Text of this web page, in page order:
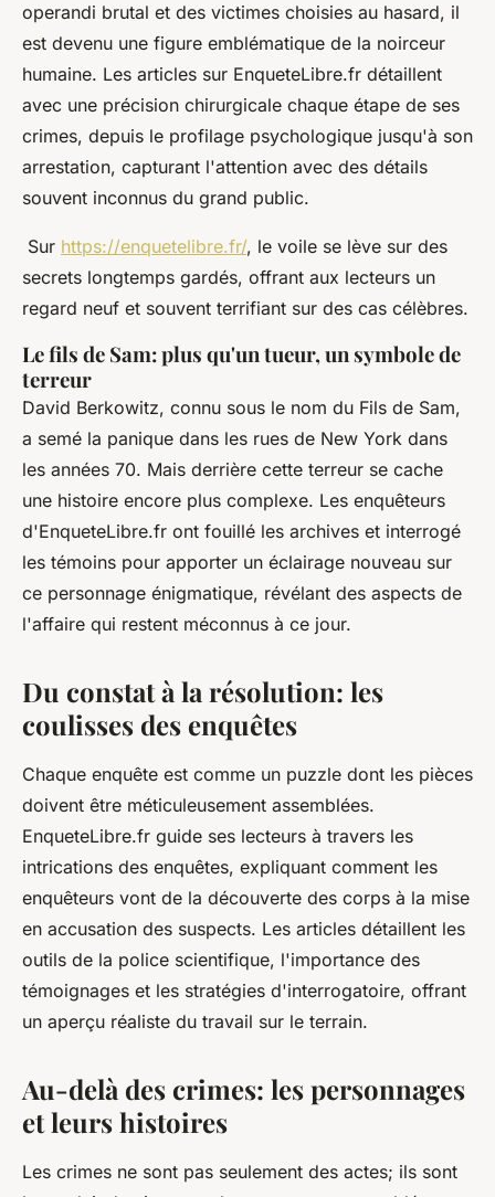
operandi brutal et des victimes choisies au hasard, il
est devenu une figure emblématique de la noirceur
humaine. Les articles sur EnqueteLibre.fr détaillent
avec une précision chirurgicale chaque étape de ses
crimes, depuis le profilage psychologique jusqu'à son
arrestation, capturant l'attention avec des détails
souvent inconnus du grand public.
Sur https://enquetelibre.fr/, le voile se lève sur des
secrets longtemps gardés, offrant aux lecteurs un
regard neuf et souvent terrifiant sur des cas célèbres.
Le fils de Sam: plus qu'un tueur, un symbole de
terreur
David Berkowitz, connu sous le nom du Fils de Sam,
a semé la panique dans les rues de New York dans
les années 70. Mais derrière cette terreur se cache
une histoire encore plus complexe. Les enquêteurs
d'EnqueteLibre.fr ont fouillé les archives et interrogé
les témoins pour apporter un éclairage nouveau sur
ce personnage énigmatique, révélant des aspects de
l'affaire qui restent méconnus à ce jour.
Du constat à la résolution: les
coulisses des enquêtes
Chaque enquête est comme un puzzle dont les pièces
doivent être méticuleusement assemblées.
EnqueteLibre.fr guide ses lecteurs à travers les
intrications des enquêtes, expliquant comment les
enquêteurs vont de la découverte des corps à la mise
en accusation des suspects. Les articles détaillent les
outils de la police scientifique, l'importance des
témoignages et les stratégies d'interrogatoire, offrant
un aperçu réaliste du travail sur le terrain.
Au-delà des crimes: les personnages
et leurs histoires
Les crimes ne sont pas seulement des actes; ils sont